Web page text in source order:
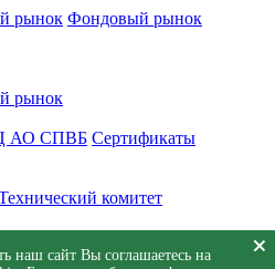
рынок Фондовый рынок
рынок
АО СПВБ Сертификаты
комитет
поддержку
наш сайт Вы соглашаетесь на